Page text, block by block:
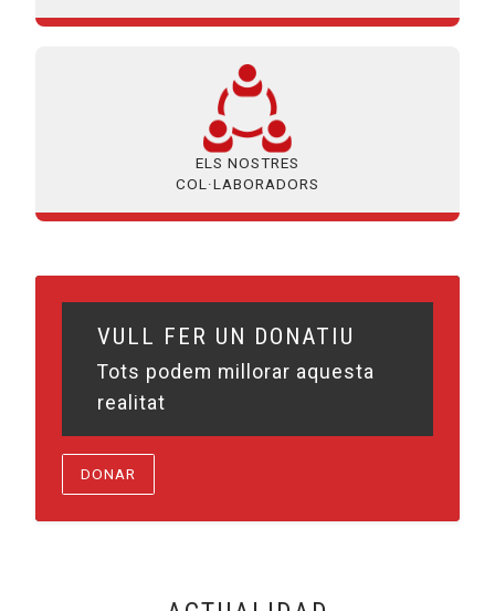
ELS NOSTRES
COL·LABORADORS
VULL FER UN DONATIU
Tots podem millorar aquesta
realitat
DONAR